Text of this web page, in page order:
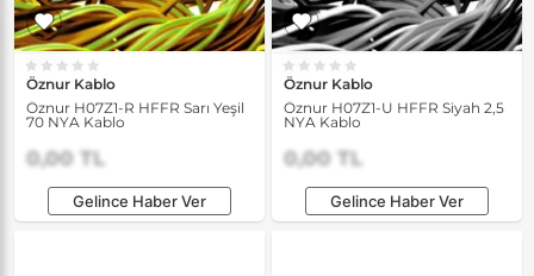
Öznur Kablo
Öznur H07Z1-R HFFR Sarı Yeşil
70 NYA Kablo
0,00 TL
Gelince Haber Ver
Öznur Kablo
Öznur H07Z1-U HFFR Siyah 2,5
NYA Kablo
0,00 TL
Gelince Haber Ver